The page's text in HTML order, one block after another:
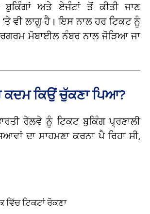
ਬੁਕਿੰਗਾਂ ਅਤੇ ਏਜੰਟਾਂ ਤੋਂ ਕੀਤੀ ਜਾਣ
ਵੀ ਲਾਗੂ ਹੈ। ਇਸ ਨਾਲ ਹਰ ਟਿਕਟ ਨੂੰ
ਮੋਬਾਈਲ ਨੰਬਰ ਨਾਲ ਜੋੜਿਆ ਜਾ
ਕਿਉਂ ਚੁੱਕਣਾ ਪਿਆ?
ਰੇਲਵੇ ਨੂੰ ਟਿਕਟ ਬੁਕਿੰਗ ਪ੍ਰਣਾਲੀ
ਦਾ ਸਾਹਮਣਾ ਕਰਨਾ ਪੈ ਰਿਹਾ ਸੀ,
ਵਿੱਚ ਟਿਕਟਾਂ ਰੋਕਣਾ